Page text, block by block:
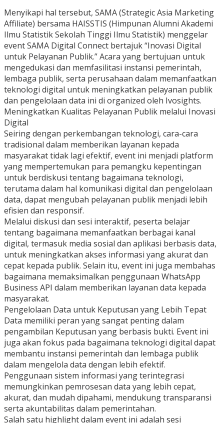
Menyikapi hal tersebut, SAMA (Strategic Asia Marketing
Affiliate) bersama HAISSTIS (Himpunan Alumni Akademi
Ilmu Statistik Sekolah Tinggi Ilmu Statistik) menggelar
event SAMA Digital Connect bertajuk “Inovasi Digital
untuk Pelayanan Publik.” Acara yang bertujuan untuk
mengedukasi dan memfasilitasi instansi pemerintah,
lembaga publik, serta perusahaan dalam memanfaatkan
teknologi digital untuk meningkatkan pelayanan publik
dan pengelolaan data ini di organized oleh Ivosights.
Meningkatkan Kualitas Pelayanan Publik melalui Inovasi
Digital
Seiring dengan perkembangan teknologi, cara-cara
tradisional dalam memberikan layanan kepada
masyarakat tidak lagi efektif, event ini menjadi platform
yang mempertemukan para pemangku kepentingan
untuk berdiskusi tentang bagaimana teknologi,
terutama dalam hal komunikasi digital dan pengelolaan
data, dapat mengubah pelayanan publik menjadi lebih
efisien dan responsif.
Melalui diskusi dan sesi interaktif, peserta belajar
tentang bagaimana memanfaatkan berbagai kanal
digital, termasuk media sosial dan aplikasi berbasis data,
untuk meningkatkan akses informasi yang akurat dan
cepat kepada publik. Selain itu, event ini juga membahas
bagaimana memaksimalkan penggunaan WhatsApp
Business API dalam memberikan layanan data kepada
masyarakat.
Pengelolaan Data untuk Keputusan yang Lebih Tepat
Data memiliki peran yang sangat penting dalam
pengambilan Keputusan yang berbasis bukti. Event ini
juga akan fokus pada bagaimana teknologi digital dapat
membantu instansi pemerintah dan lembaga publik
dalam mengelola data dengan lebih efektif.
Penggunaan sistem informasi yang terintegrasi
memungkinkan pemrosesan data yang lebih cepat,
akurat, dan mudah dipahami, mendukung transparansi
serta akuntabilitas dalam pemerintahan.
Salah satu highlight dalam event ini adalah sesi